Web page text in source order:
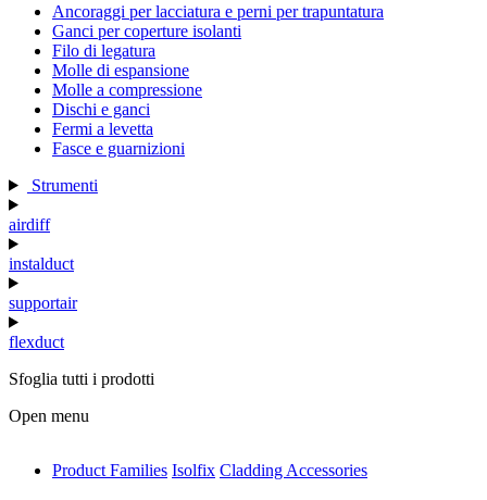
Ancoraggi per lacciatura e perni per trapuntatura
Ganci per coperture isolanti
Filo di legatura
Molle di espansione
Molle a compressione
Dischi e ganci
Fermi a levetta
Fasce e guarnizioni
Strumenti
airdiff
instalduct
supportair
flexduct
Sfoglia tutti i prodotti
Open menu
antivib
Product Families Isolfix Cladding Accessories